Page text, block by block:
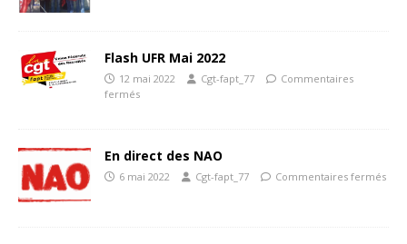
Flash UFR Mai 2022
12 mai 2022 Cgt-fapt_77
Commentaires
fermés
En direct des NAO
6 mai 2022 Cgt-fapt_77 Commentaires fermés